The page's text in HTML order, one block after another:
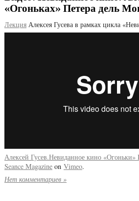
«Огоньках» Петера дель
Лекция Алексея Гусева в рамках цикла
Алексей Гусев.Невиданное кино «Огоньки»
Seance Magazine on Vimeo.
Нет комментариев »